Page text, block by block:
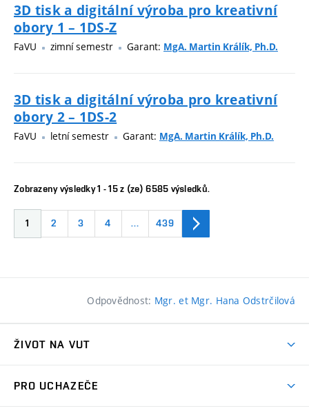
3D tisk a digitální výroba pro kreativní
obory 1 – 1DS-Z
FaVU zimní semestr Garant: MgA. Martin Králík, Ph.D.
3D tisk a digitální výroba pro kreativní
obory 2 – 1DS-2
FaVU letní semestr Garant: MgA. Martin Králík, Ph.D.
Zobrazeny výsledky 1 - 15 z (ze) 6585 výsledků.
1 2 3 4 … 439
Odpovědnost: Mgr. et Mgr. Hana Odstrčilová
ŽIVOT NA VUT
PRO UCHAZEČE